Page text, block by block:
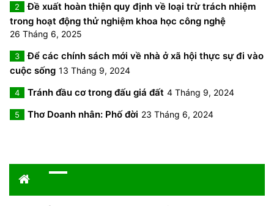
2
Đề xuất hoàn thiện quy định về loại trừ trách nhiệm
trong hoạt động thử nghiệm khoa học công nghệ
26 Tháng 6, 2025
3
Để các chính sách mới về nhà ở xã hội thực sự đi vào
cuộc sống 13 Tháng 9, 2024
4 Tránh đầu cơ trong đấu giá đất 4 Tháng 9, 2024
5 Thơ Doanh nhân: Phố đời 23 Tháng 6, 2024